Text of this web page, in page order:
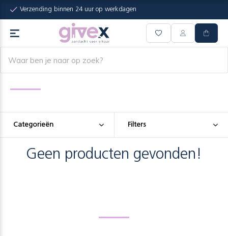
Verzending binnen 24 uur op werkdagen
Categorieën Filters
Geen producten gevonden!